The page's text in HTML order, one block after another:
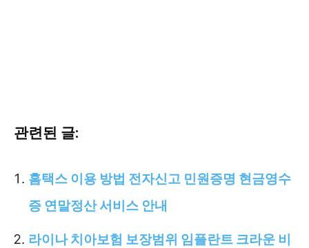
관련된 글:
홈택스 이용 방법 전자신고 민원증명 현금영수
증 연말정산 서비스 안내
라이나 치아보험 보장범위 임플란트 크라운 비